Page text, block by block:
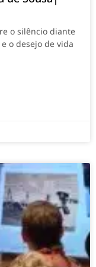
o silêncio diante
o desejo de vida